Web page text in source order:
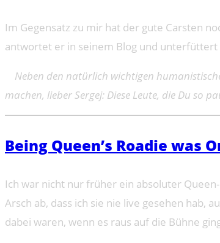
Im Gegensatz zu mir hat der gute Carsten
antwortet er in seinem Blog und unterfüttert
Neben den natürlich wichtigen
machen, lieber Sergej: Diese Leute, die Du so
Being Queen’s Roadie was
Ich war nicht nur früher ein absoluter
Arsch ab, dass ich sie nie live gesehen hab,
dabei waren, wenn es raus auf die Bühne